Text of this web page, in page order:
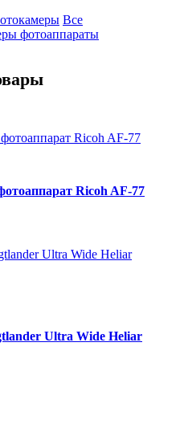
Все
фотоаппараты
Ricoh AF-77
Ultra Wide Heliar